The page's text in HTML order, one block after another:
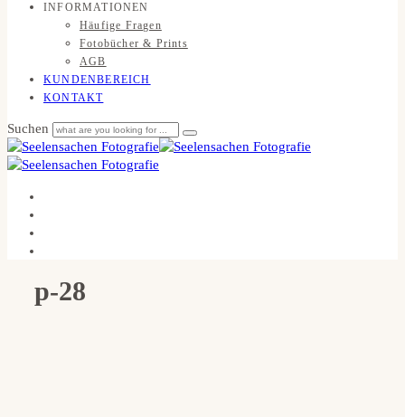
INFORMATIONEN
Häufige Fragen
Fotobücher & Prints
AGB
KUNDENBEREICH
KONTAKT
Suchen
p-28